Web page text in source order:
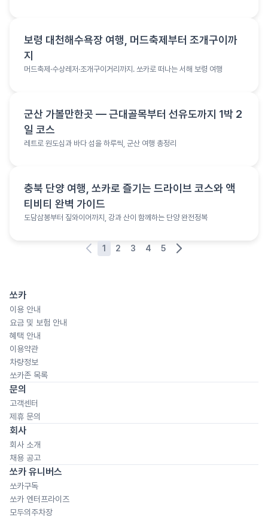
여행 정보
보령 대천해수욕장 여행, 머드축제부터 조개구이까
지
머드축제·수상레저·조개구이거리까지. 쏘카로 떠나는 서해 보령 여행
여행 정보
군산 가볼만한곳 — 근대골목부터 선유도까지 1박 2
일 코스
레트로 원도심과 바다 섬을 하루씩, 군산 여행 총정리
여행 정보
충북 단양 여행, 쏘카로 즐기는 드라이브 코스와 액
티비티 완벽 가이드
도담삼봉부터 짚와이어까지, 강과 산이 함께하는 단양 완전정복
1 2 3 4 5
쏘카
이용 안내
요금 및 보험 안내
혜택 안내
이용약관
차량정보
쏘카존 목록
문의
고객센터
제휴 문의
회사
회사 소개
채용 공고
쏘카 유니버스
쏘카구독
쏘카 엔터프라이즈
모두의주차장